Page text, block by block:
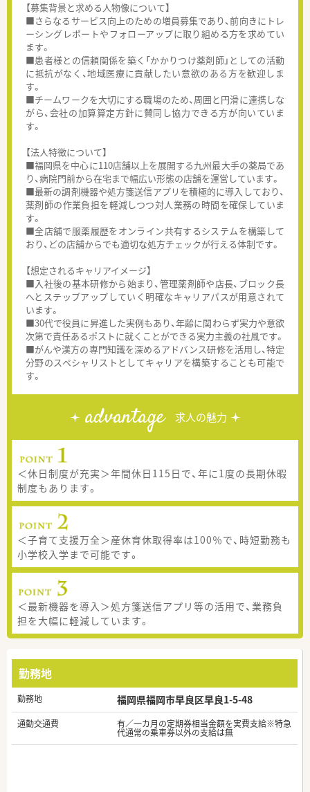
【募集背景と求める人物像について】
■さらなるサービス向上のための増員募集であり、前向きにトレ
ーシングレポートやフォローアップに取り組める方を求めてい
ます。
■患者様との信頼関係を築く「かかりつけ薬剤師」としての活動
に抵抗がなく、地域医療に貢献したい意欲のある方を歓迎しま
す。
■チームワークを大切にする職場のため、周囲と円滑に連携しな
がら、会社の加算算定方針に賛同し協力できる方が向いていま
す。
【法人特徴について】
■福岡県を中心に110店舗以上を展開する九州最大手の薬局であ
り、病院門前から在宅まで幅広い形態の店舗を運営しています。
■最新の調剤機器や処方箋送信アプリを積極的に導入しており、
薬剤師の作業負担を軽減しつつ対人業務の時間を確保していま
す。
■全店舗で服薬履歴をオンライン共有するシステムを構築して
おり、どの店舗からでも適切な処方チェックが行える体制です。
【想定されるキャリアイメージ】
■入社後の基本研修から始まり、管理薬剤師や店長、ブロック長
へとステップアップしていく明確なキャリアパスが用意されて
います。
■30代で役員に昇進した実例もあり、年齢に関わらず実力や意欲
次第で責任あるポストに就くことができる実力主義の社風です。
■がんや漢方の専門知識を深めるアドバンス研修を活用し、特定
分野のスペシャリストとしてキャリアを構築することも可能で
す。
advantage 求人の魅力
＜休日制度が充実＞年間休日115日で、年に1度の長期休暇
制度もあります。
＜子育て支援万全＞産休育休取得率は100％で、時短勤務も
小学校入学まで可能です。
＜最新機器を導入＞処方箋送信アプリ等の活用で、業務負
担を大幅に軽減しています。
勤務地
勤務地 福岡県福岡市早良区早良1-5-48
通勤交通費 有／一カ月の定期券相当金額を実費支給※特急
代通常の乗車券以外の支給は無